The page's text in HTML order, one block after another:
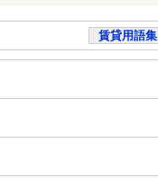
賃貸用語集